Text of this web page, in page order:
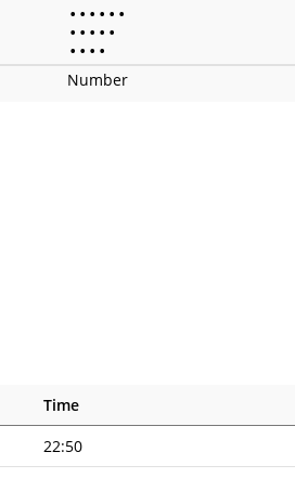
• • • • • •
• • • • •
• • • •
Number
Time
22:50